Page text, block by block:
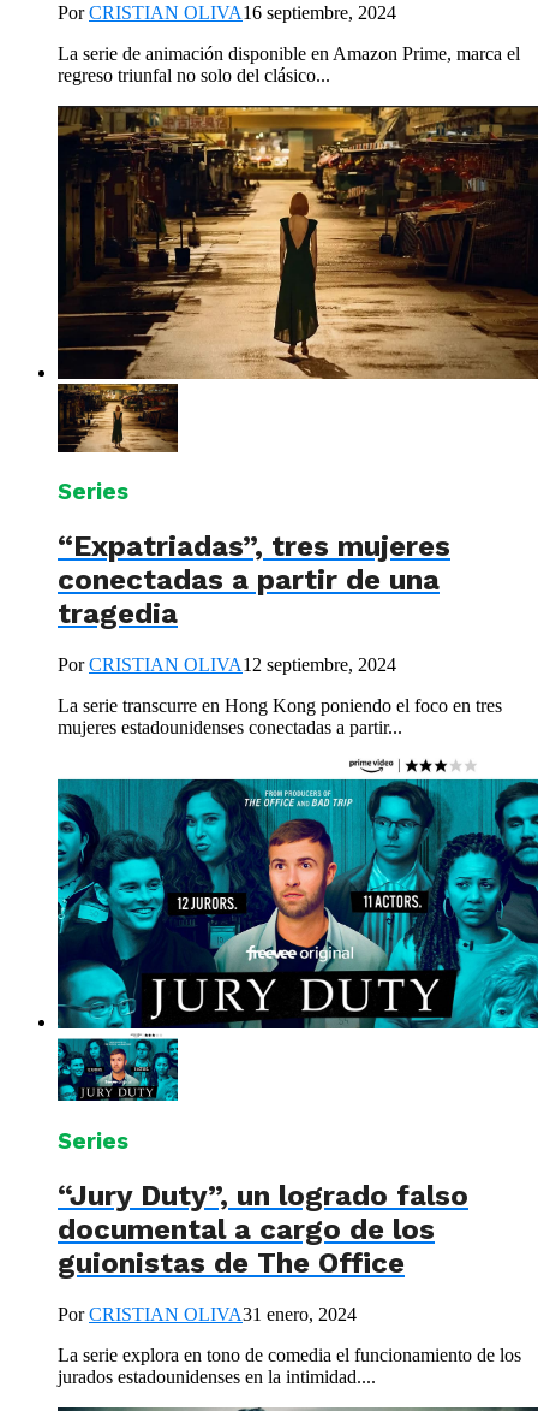
PorCRISTIAN OLIVA16 septiembre, 2024
La serie de animación disponible en Amazon Prime, marca el
regreso triunfal no solo del clásico...
Series
“Expatriadas”, tres mujeres
conectadas a partir de una
tragedia
PorCRISTIAN OLIVA12 septiembre, 2024
La serie transcurre en Hong Kong poniendo el foco en tres
mujeres estadounidenses conectadas a partir...
Series
“Jury Duty”, un logrado falso
documental a cargo de los
guionistas de The Office
PorCRISTIAN OLIVA31 enero, 2024
La serie explora en tono de comedia el funcionamiento de los
jurados estadounidenses en la intimidad....